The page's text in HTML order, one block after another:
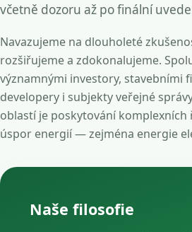
včetně dozoru až po finální
Navazujeme na dlouholeté
rozšiřujeme a zdokonalujeme.
významnými investory, stavebními
developery i subjekty veřejné
oblastí je poskytování komplexních
úspor energií — zejména energie
Naše filosofie